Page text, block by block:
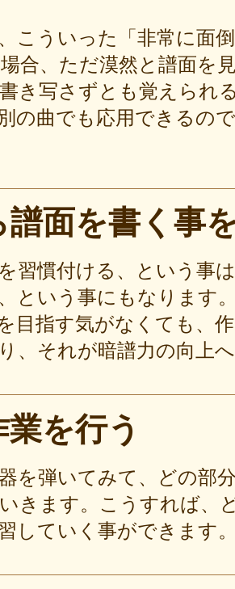
こういった「非常に面
合、ただ漠然と譜面を
き写さずとも覚えられ
の曲でも応用できるの
譜面を書く事
習慣付ける、という事
という事にもなります
目指す気がなくても、
、それが暗譜力の向上
を行う
を弾いてみて、どの部
きます。こうすれば、
していく事ができます